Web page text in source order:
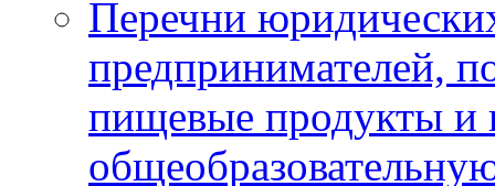
Перечни
предпринимателей,
пищевые продукты и